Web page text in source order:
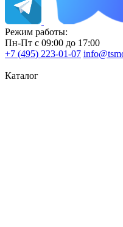
Режим работы:
Пн-Пт с 09:00 до 17:00
+7 (495) 223-01-07
Каталог